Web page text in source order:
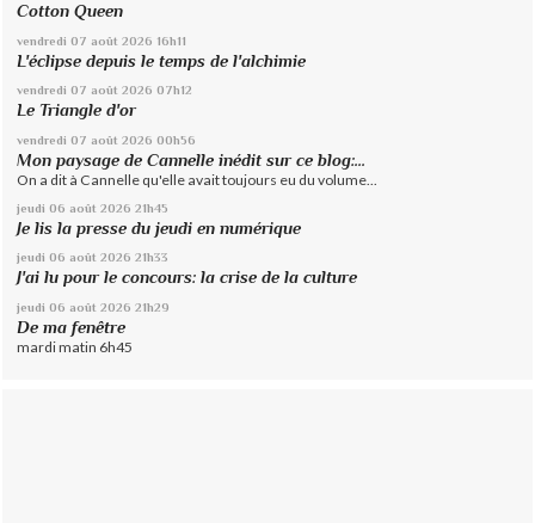
Cotton Queen
vendredi 07 août 2026 16h11
L'éclipse depuis le temps de l'alchimie
vendredi 07 août 2026 07h12
Le Triangle d'or
vendredi 07 août 2026 00h56
Mon paysage de Cannelle inédit sur ce blog:...
On a dit à Cannelle qu'elle avait toujours eu du volume...
jeudi 06 août 2026 21h45
Je lis la presse du jeudi en numérique
jeudi 06 août 2026 21h33
J'ai lu pour le concours: la crise de la culture
jeudi 06 août 2026 21h29
De ma fenêtre
mardi matin 6h45